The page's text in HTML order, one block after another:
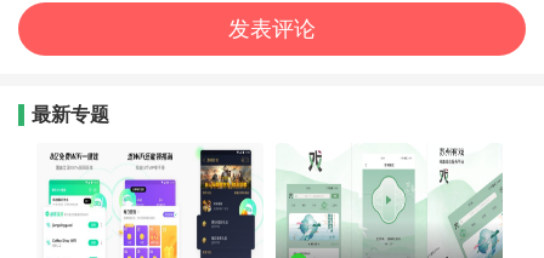
最新专题